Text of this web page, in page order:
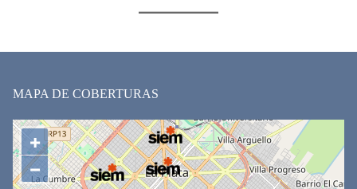
MAPA DE COBERTURAS